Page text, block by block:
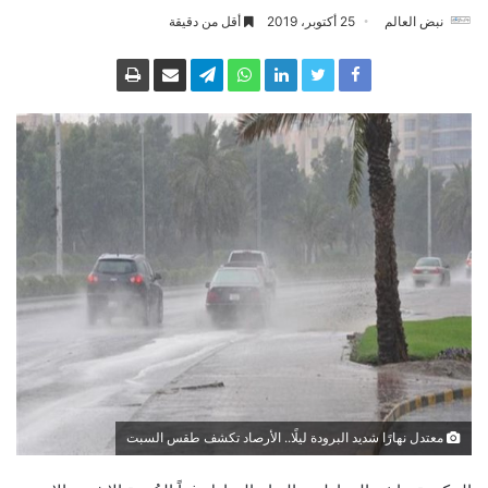
نبض العالم 25 أكتوبر، 2019 أقل من دقيقة
معتدل نهارًا شديد البرودة ليلًا.. الأرصاد تكشف طقس السبت